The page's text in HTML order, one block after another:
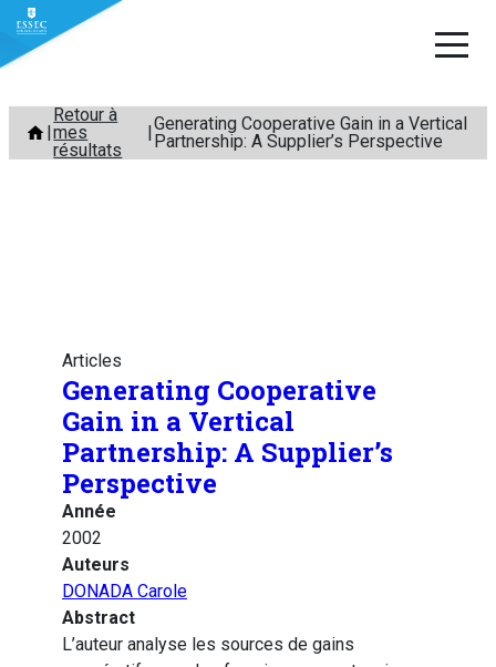
Aller
contenu
Retour à
mes
résultats
Generating Cooperative Gain in a Vertical
Partnership: A Supplier’s Perspective
Articles
Generating Cooperative
Gain in a Vertical
Partnership: A Supplier’s
Perspective
Année
2002
Auteurs
DONADA Carole
Abstract
L’auteur analyse les sources de gains